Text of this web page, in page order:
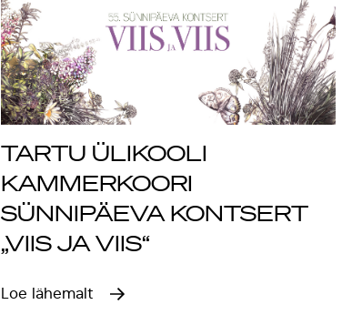
TARTU ÜLIKOOLI
KAMMERKOORI
SÜNNIPÄEVA KONTSERT
„VIIS JA VIIS“
Loe lähemalt